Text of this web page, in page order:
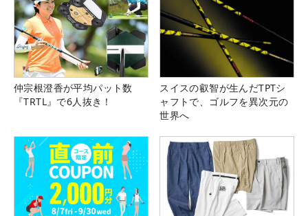
仲宗根澄香が平均パット数
『TRTL』で6人抜き！
スイスの叡智が生んだTPTシ
ャフトで、ゴルフを異次元の
世界へ